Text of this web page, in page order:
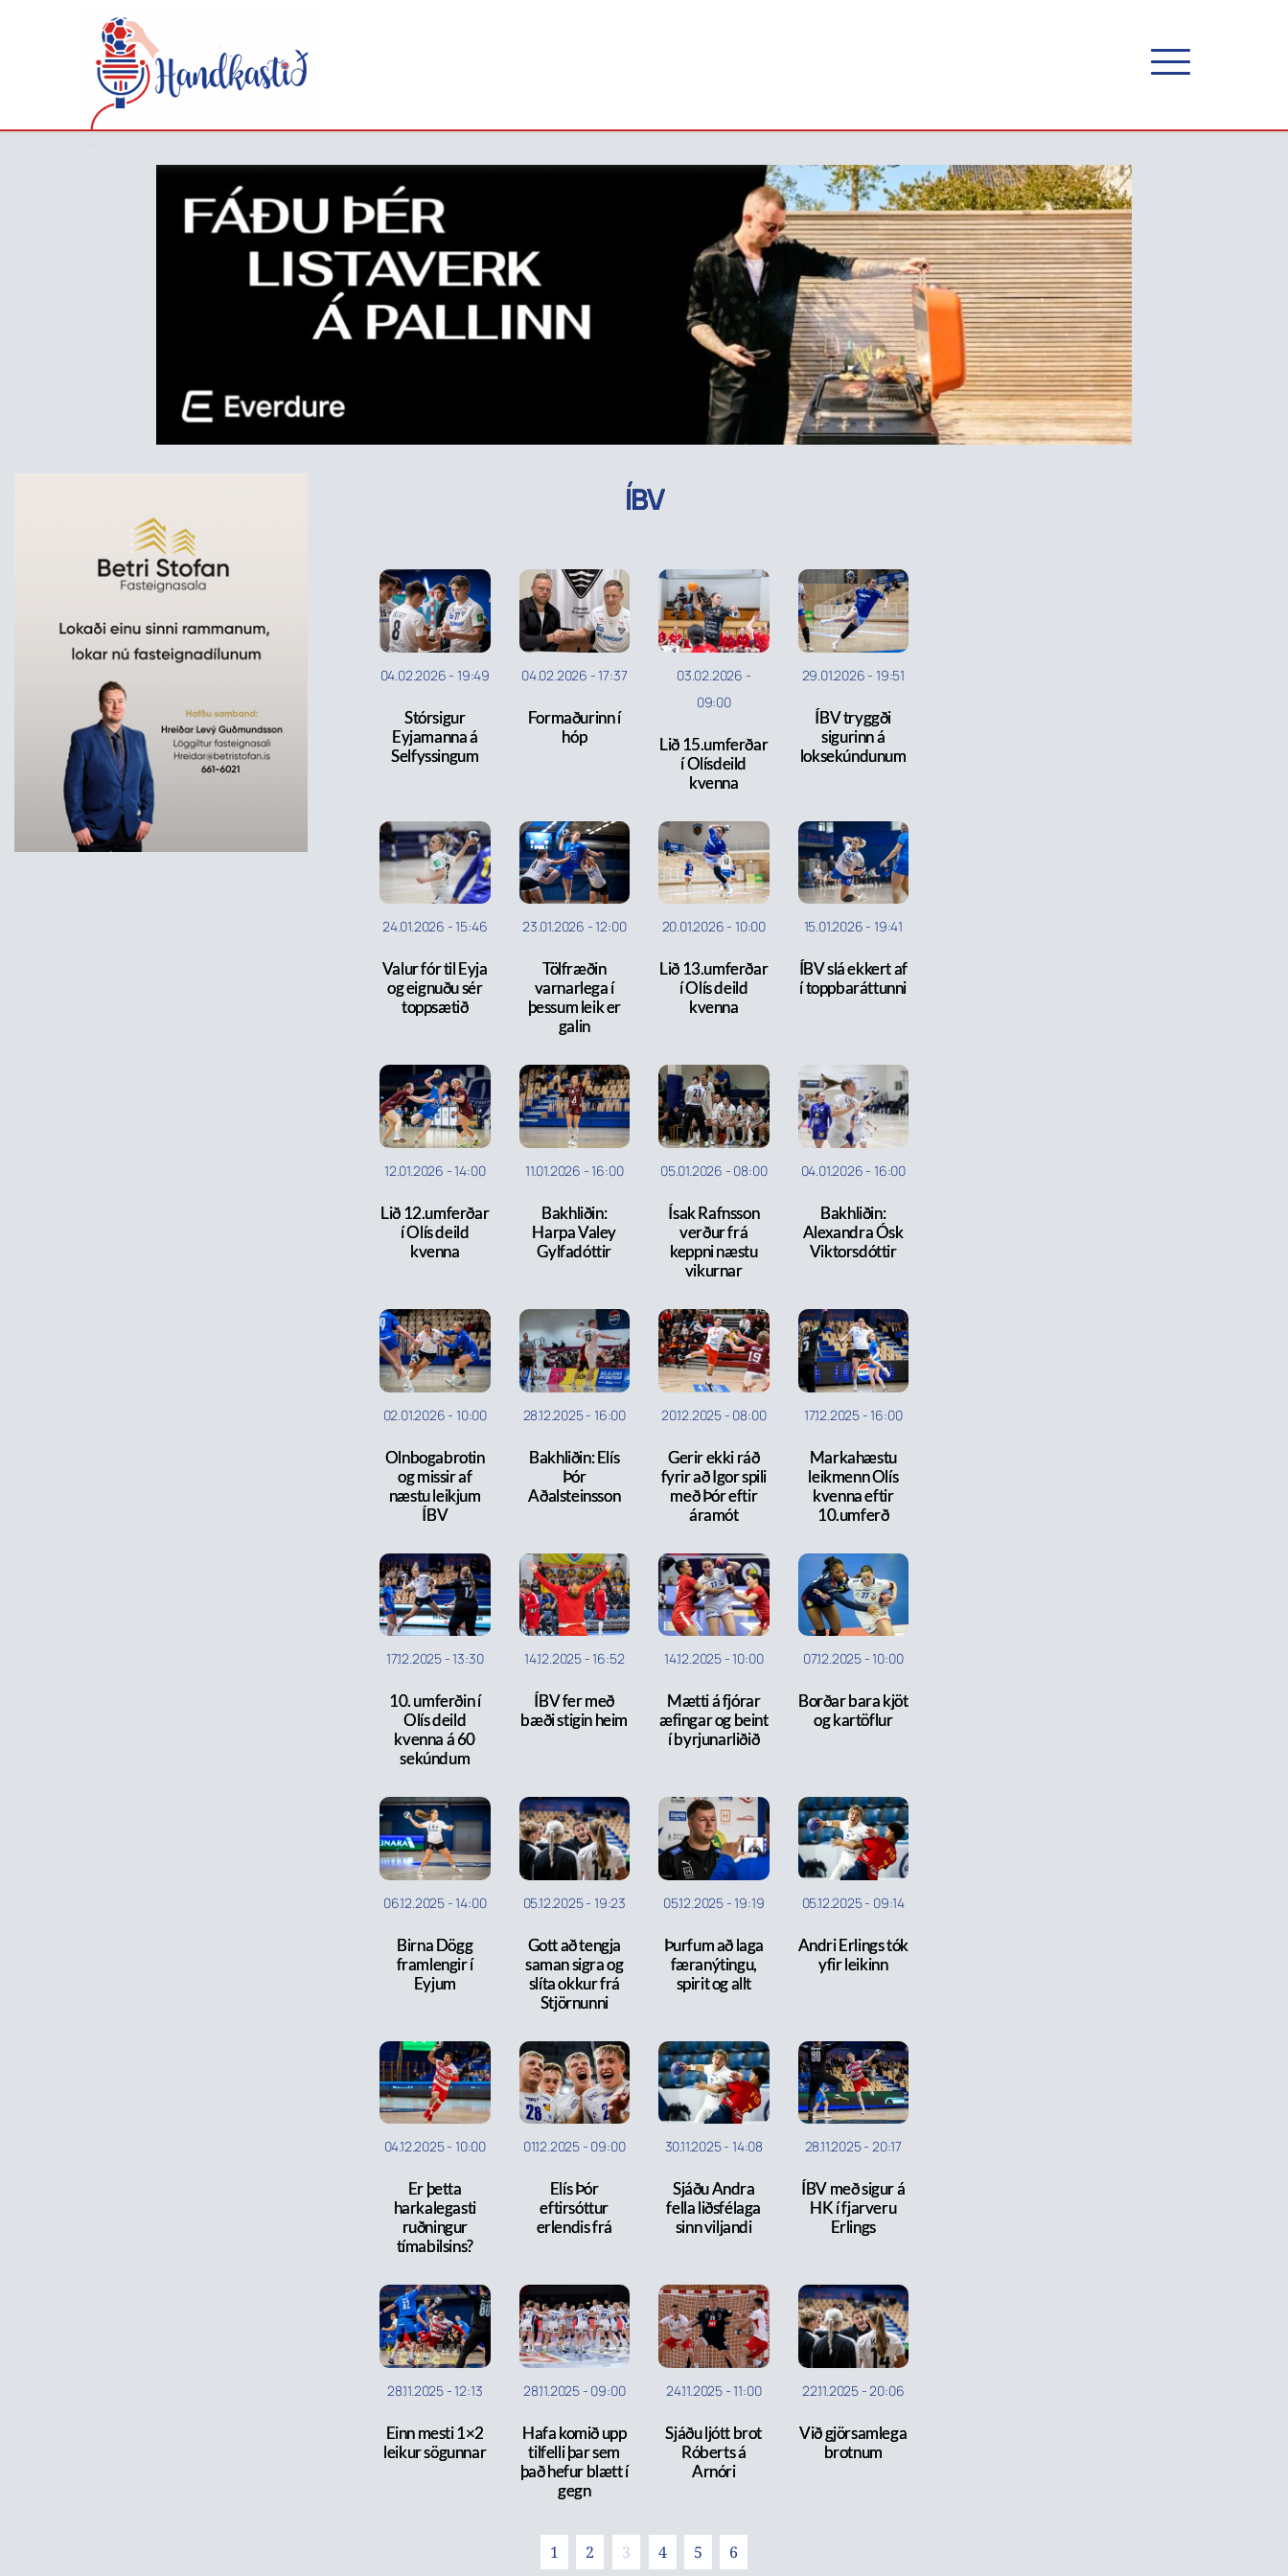
ÍBV
04.02.2026 - 19:49
Stórsigur
Eyjamanna á
Selfyssingum
04.02.2026 -17:37
Formaðurinn í
hóp
03.02.2026 -
09:00
Lið 15.umferðar
í Olísdeild
kvenna
29.01.2026 - 19:51
ÍBV tryggði
sigurinn á
loksekúndunum
24.01.2026 -15:46
Valur fór til Eyja
og eignuðu sér
toppsætið
23.01.2026 -12:00
Tölfræðin
varnarlega í
þessum leik er
galin
20.01.2026 - 10:00
Lið 13.umferðar
í Olís deild
kvenna
15.01.2026 - 19:41
ÍBV slá ekkert af
í toppbaráttunni
12.01.2026 -14:00
Lið 12.umferðar
í Olís deild
kvenna
11.01.2026 -16:00
Bakhliðin:
Harpa Valey
Gylfadóttir
05.01.2026 - 08:00
Ísak Rafnsson
verður frá
keppni næstu
vikurnar
04.01.2026 - 16:00
Bakhliðin:
Alexandra Ósk
Viktorsdóttir
02.01.2026 - 10:00
Olnbogabrotin
og missir af
næstu leikjum
ÍBV
28.12.2025- 16:00
Bakhliðin: Elís
Þór
Aðalsteinsson
20.12.2025 - 08:00
Gerir ekki ráð
fyrir að Igor spili
með Þór eftir
áramót
17.12.2025 -16:00
Markahæstu
leikmenn Olís
kvenna eftir
10.umferð
17.12.2025 -13:30
10. umferðin í
Olís deild
kvenna á 60
sekúndum
14.12.2025 -16:52
ÍBV fer með
bæði stigin heim
14.12.2025 -10:00
Mætti á fjórar
æfingar og beint
í byrjunarliðið
07.12.2025 -10:00
Borðar bara kjöt
og kartöflur
06.12.2025 -14:00
Birna Dögg
framlengir í
Eyjum
05.12.2025- 19:23
Gott að tengja
saman sigra og
slíta okkur frá
Stjörnunni
05.12.2025 -19:19
Þurfum að laga
færanýtingu,
spirit og allt
05.12.2025- 09:14
Andri Erlings tók
yfir leikinn
04.12.2025- 10:00
Er þetta
harkalegasti
ruðningur
tímabilsins?
01.12.2025 - 09:00
Elís Þór
eftirsóttur
erlendis frá
30.11.2025- 14:08
Sjáðu Andra
fella liðsfélaga
sinn viljandi
28.11.2025- 20:17
ÍBV með sigur á
HK í fjarveru
Erlings
28.11.2025 -12:13
Einn mesti 1×2
leikur sögunnar
28.11.2025 - 09:00
Hafa komið upp
tilfelli þar sem
það hefur blætt í
gegn
24.11.2025 -11:00
Sjáðu ljótt brot
Róberts á
Arnóri
22.11.2025 -20:06
Við gjörsamlega
brotnum
1 2 3 4 5 6